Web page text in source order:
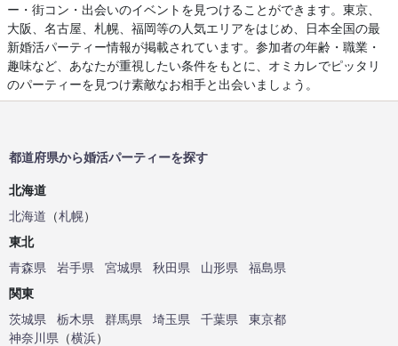
ー・街コン・出会いのイベントを見つけることができます。東京、
大阪、名古屋、札幌、福岡等の人気エリアをはじめ、日本全国の最
新婚活パーティー情報が掲載されています。参加者の年齢・職業・
趣味など、あなたが重視したい条件をもとに、オミカレでピッタリ
のパーティーを見つけ素敵なお相手と出会いましょう。
都道府県から婚活パーティーを探す
北海道
北海道 （札幌）
東北
青森県
岩手県 宮城県 秋田県 山形県
福島県
関東
茨城県
栃木県 群馬県 埼玉県 千葉県
東京都
神奈川県 （横浜）